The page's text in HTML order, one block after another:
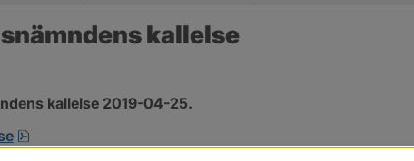
kallelse
kallelse 2019-04-25.
pdf, öppnas i nytt fönster.